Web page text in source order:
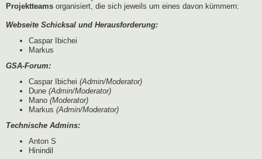
Projektteams organisiert, die sich jeweils um eines davon kümmern:
Webseite Schicksal und Herausforderung:
Caspar Ibichei
Markus
GSA-Forum:
Caspar Ibichei (Admin/Moderator)
Dune (Admin/Moderator)
Mano (Moderator)
Markus (Admin/Moderator)
Technische Admins:
Anton S
Hinindil